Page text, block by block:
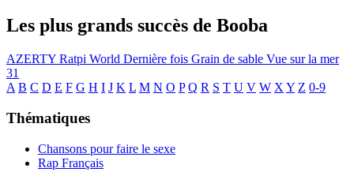
Les plus grands succès de Booba
AZERTY Ratpi World Dernière fois Grain de sable Vue sur la mer
31
A B C D E F G H I J K L M N O P Q R S T U V W X Y Z 0-9
Thématiques
Chansons pour faire le sexe
Rap Français